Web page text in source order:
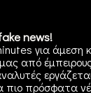
news!
για άμεση
από
πιο πρόσφατα